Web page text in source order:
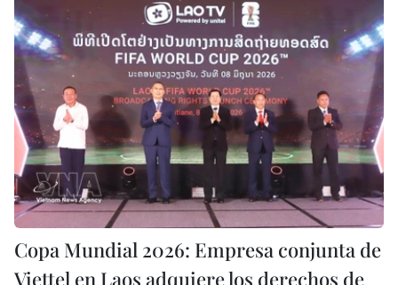
Copa Mundial 2026: Empresa conjunta de
Viettel en Laos adquiere los derechos de